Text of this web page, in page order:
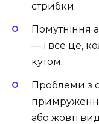
стрибки.
Помутніння
— і все це,
кутом.
Проблеми з
або жовті